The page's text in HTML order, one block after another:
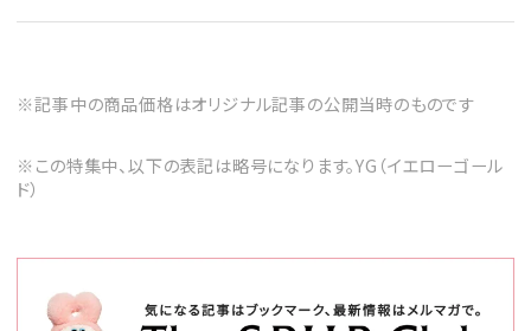
※記事中の商品価格はオリジナル記事の公開当時のものです
※この特集中、以下の表記は略号になります。YG（イエローゴール
ド）